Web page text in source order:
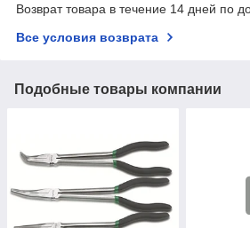
Возврат товара в течение 14 дней по
Все условия возврата
Подобные товары компании